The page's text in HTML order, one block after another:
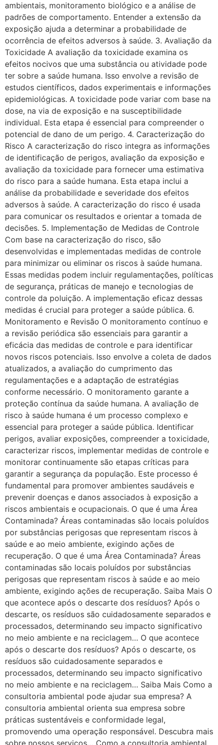
ambientais, monitoramento biológico e a análise de
padrões de comportamento. Entender a extensão da
exposição ajuda a determinar a probabilidade de
ocorrência de efeitos adversos à saúde. 3. Avaliação da
Toxicidade A avaliação da toxicidade examina os
efeitos nocivos que uma substância ou atividade pode
ter sobre a saúde humana. Isso envolve a revisão de
estudos científicos, dados experimentais e informações
epidemiológicas. A toxicidade pode variar com base na
dose, na via de exposição e na susceptibilidade
individual. Esta etapa é essencial para compreender o
potencial de dano de um perigo. 4. Caracterização do
Risco A caracterização do risco integra as informações
de identificação de perigos, avaliação da exposição e
avaliação da toxicidade para fornecer uma estimativa
do risco para a saúde humana. Esta etapa inclui a
análise da probabilidade e severidade dos efeitos
adversos à saúde. A caracterização do risco é usada
para comunicar os resultados e orientar a tomada de
decisões. 5. Implementação de Medidas de Controle
Com base na caracterização do risco, são
desenvolvidas e implementadas medidas de controle
para minimizar ou eliminar os riscos à saúde humana.
Essas medidas podem incluir regulamentações, políticas
de segurança, práticas de manejo e tecnologias de
controle da poluição. A implementação eficaz dessas
medidas é crucial para proteger a saúde pública. 6.
Monitoramento e Revisão O monitoramento contínuo e
a revisão periódica são essenciais para garantir a
eficácia das medidas de controle e para identificar
novos riscos potenciais. Isso envolve a coleta de dados
atualizados, a avaliação do cumprimento das
regulamentações e a adaptação de estratégias
conforme necessário. O monitoramento garante a
proteção contínua da saúde humana. A avaliação de
risco à saúde humana é um processo complexo e
essencial para proteger a saúde pública. Identificar
perigos, avaliar exposições, compreender a toxicidade,
caracterizar riscos, implementar medidas de controle e
monitorar continuamente são etapas críticas para
garantir a segurança da população. Este processo é
fundamental para promover ambientes saudáveis e
prevenir doenças e danos associados à exposição a
riscos ambientais e ocupacionais. O que é uma Área
Contaminada? Áreas contaminadas são locais poluídos
por substâncias perigosas que representam riscos à
saúde e ao meio ambiente, exigindo ações de
recuperação. O que é uma Área Contaminada? Áreas
contaminadas são locais poluídos por substâncias
perigosas que representam riscos à saúde e ao meio
ambiente, exigindo ações de recuperação. Saiba Mais O
que acontece após o descarte dos resíduos? Após o
descarte, os resíduos são cuidadosamente separados e
processados, determinando seu impacto significativo
no meio ambiente e na reciclagem… O que acontece
após o descarte dos resíduos? Após o descarte, os
resíduos são cuidadosamente separados e
processados, determinando seu impacto significativo
no meio ambiente e na reciclagem… Saiba Mais Como a
consultoria ambiental pode ajudar sua empresa? A
consultoria ambiental orienta sua empresa sobre
práticas sustentáveis e conformidade legal,
promovendo uma operação responsável. Descubra mais
sobre nossos serviços… Como a consultoria ambiental